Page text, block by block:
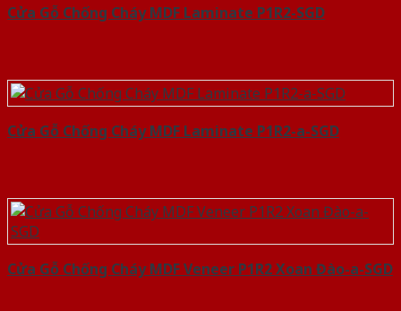
Cửa Gỗ Chống Cháy MDF Laminate P1R2-SGD
Cửa Gỗ Chống Cháy MDF Laminate P1R2-a-SGD
Cửa Gỗ Chống Cháy MDF Veneer P1R2 Xoan Đào-a-SGD